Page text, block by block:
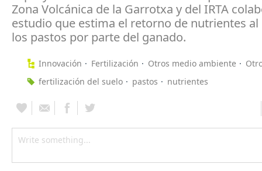
Zona Volcánica de la Garrotxa y del IRTA
estudio que estima el retorno de nutrientes al
los pastos por parte del ganado.
Innovación Fertilización Otros medio ambiente
fertilización del suelo
pastos nutrientes